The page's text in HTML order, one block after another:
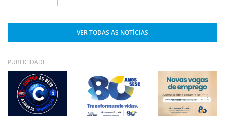
VER TODAS AS NOTÍCIAS
PUBLICIDADE